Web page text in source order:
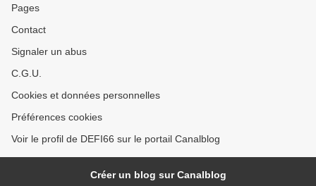
Pages
Contact
Signaler un abus
C.G.U.
Cookies et données personnelles
Préférences cookies
Voir le profil de DEFI66 sur le portail Canalblog
Créer un blog sur Canalblog